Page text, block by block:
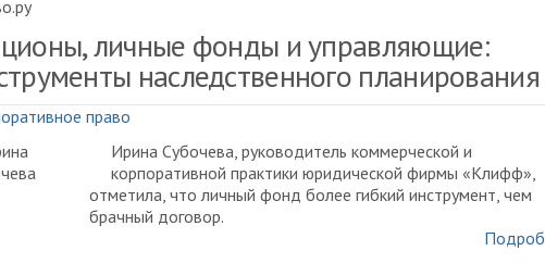
личные фонды и управляющие:
наследственного планирования
право
Ирина Субочева, руководитель коммерческой и
корпоративной практики юридической фирмы «Клифф»,
отметила, что личный фонд более гибкий инструмент, чем
брачный договор.